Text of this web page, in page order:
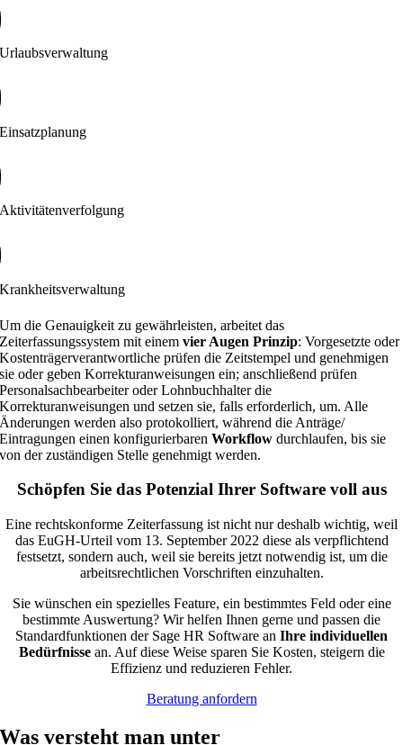
Urlaubsverwaltung
Einsatzplanung
Aktivitätenverfolgung
Krankheitsverwaltung
Um die Genauigkeit zu gewährleisten, arbeitet das
Zeiterfassungssystem mit einemvier Augen Prinzip: Vorgesetzte oder
Kostenträgerverantwortliche prüfen die Zeitstempel und genehmigen
sie oder geben Korrekturanweisungen ein; anschließend prüfen
Personalsachbearbeiter oder Lohnbuchhalter die
Korrekturanweisungen und setzen sie, falls erforderlich, um. Alle
Änderungen werden also protokolliert, während die Anträge/
Eintragungen einen konfigurierbarenWorkflow durchlaufen, bis sie
von der zuständigen Stelle genehmigt werden.
Schöpfen Sie das Potenzial Ihrer Software voll aus
Eine rechtskonforme Zeiterfassung ist nicht nur deshalb wichtig, weil
das EuGH-Urteil vom 13. September 2022 diese als verpflichtend
festsetzt, sondern auch, weil sie bereits jetzt notwendig ist, um die
arbeitsrechtlichen Vorschriften einzuhalten.
Sie wünschen ein spezielles Feature, ein bestimmtes Feld oder eine
bestimmte Auswertung? Wir helfen Ihnen gerne und passen die
Standardfunktionen der Sage HR Software an Ihre individuellen
Bedürfnissean. Auf diese Weise sparen Sie Kosten, steigern die
Effizienz und reduzieren Fehler.
Beratung anfordern
Was versteht man unter